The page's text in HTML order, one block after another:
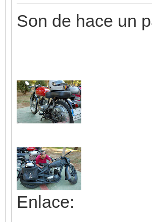
Son de hace un
Enlace: